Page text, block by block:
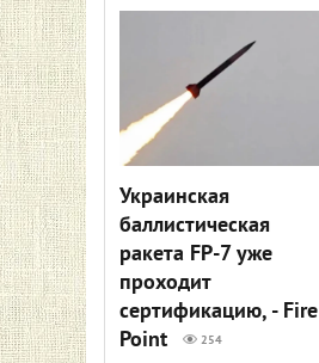
Украинская
баллистическая
ракета FP-7 уже
проходит
сертификацию, - Fire
Point
254